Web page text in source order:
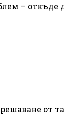
– откъде
от